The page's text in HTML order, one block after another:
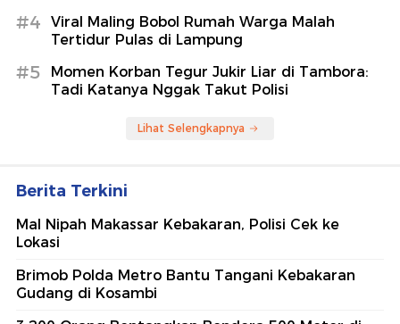
#4
Viral Maling Bobol Rumah Warga Malah
Tertidur Pulas di Lampung
#5
Momen Korban Tegur Jukir Liar di Tambora:
Tadi Katanya Nggak Takut Polisi
Lihat Selengkapnya
Berita Terkini
Mal Nipah Makassar Kebakaran, Polisi Cek ke
Lokasi
Brimob Polda Metro Bantu Tangani Kebakaran
Gudang di Kosambi